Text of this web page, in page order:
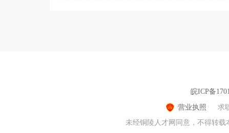
皖ICP备
营业执照 求
未经铜陵人才网同意，不得转